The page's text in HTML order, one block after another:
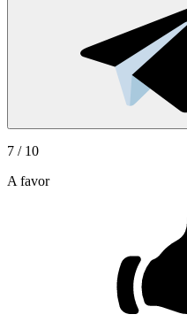
7 / 10
A favor